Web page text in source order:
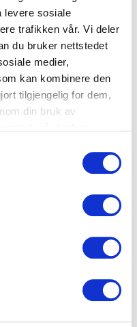
levere sosiale
trafikken vår. Vi deler
du bruker nettstedet
medier,
kan kombinere den
tilgjengelig for dem,
din bruk av
var mulige å
av
endelige
på
velkommen til ligaen